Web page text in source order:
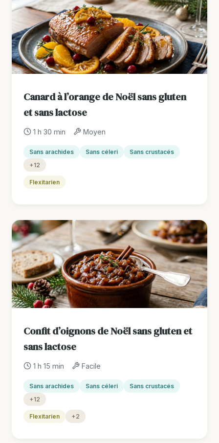
Canard à l’orange de Noël sans gluten
et sans lactose
1 h 30 min Moyen
Sans arachides Sans céleri
Sans crustacés
+12
Flexitarien
Confit d’oignons de Noël sans gluten et
sans lactose
1 h 15 min Facile
Sans arachides Sans céleri
Sans crustacés
+12
Flexitarien +2